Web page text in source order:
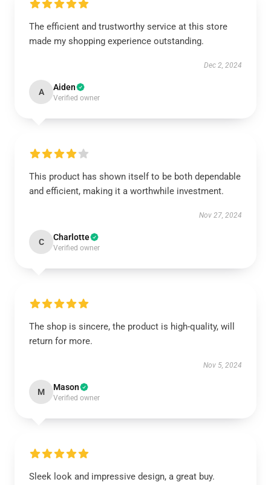
The efficient and trustworthy service at this store
made my shopping experience outstanding.
Dec 2, 2024
A Aiden
Verified owner
This product has shown itself to be both dependable
and efficient, making it a worthwhile investment.
Nov 27, 2024
C Charlotte
Verified owner
The shop is sincere, the product is high-quality, will
return for more.
Nov 5, 2024
M Mason
Verified owner
Sleek look and impressive design, a great buy.